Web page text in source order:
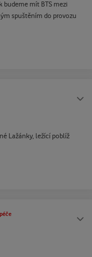
budeme mít BTS mezi
spuštěním do provozu
Lažánky, ležící poblíž